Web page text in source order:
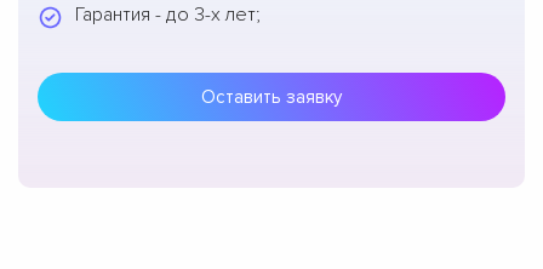
Гарантия - до 3-х лет;
Оставить заявку